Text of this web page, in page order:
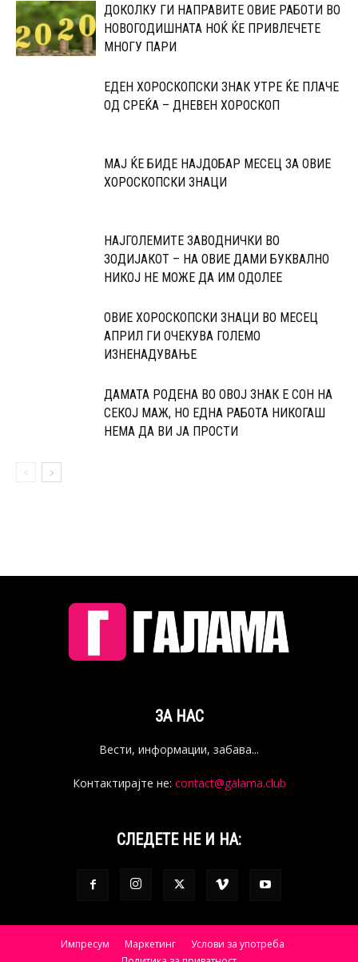
ДОКОЛКУ ГИ НАПРАВИТЕ ОВИЕ РАБОТИ ВО
НОВОГОДИШНАТА НОЌ ЌЕ ПРИВЛЕЧЕТЕ
МНОГУ ПАРИ
ЕДЕН ХОРОСКОПСКИ ЗНАК УТРЕ ЌЕ ПЛАЧЕ
ОД СРЕЌА – ДНЕВЕН ХОРОСКОП
МАЈ ЌЕ БИДЕ НАЈДОБАР МЕСЕЦ ЗА ОВИЕ
ХОРОСКОПСКИ ЗНАЦИ
НАЈГОЛЕМИТЕ ЗАВОДНИЧКИ ВО
ЗОДИЈАКОТ – НА ОВИЕ ДАМИ БУКВАЛНО
НИКОЈ НЕ МОЖЕ ДА ИМ ОДОЛЕЕ
ОВИЕ ХОРОСКОПСКИ ЗНАЦИ ВО МЕСЕЦ
АПРИЛ ГИ ОЧЕКУВА ГОЛЕМО
ИЗНЕНАДУВАЊЕ
ДАМАТА РОДЕНА ВО ОВОЈ ЗНАК Е СОН НА
СЕКОЈ МАЖ, НО ЕДНА РАБОТА НИКОГАШ
НЕМА ДА ВИ ЈА ПРОСТИ
ЗА НАС
Вести, информации, забава...
Контактирајте не: contact@galama.club
СЛЕДЕТЕ НЕ И НА:
Импресум Маркетинг
Услови за употреба